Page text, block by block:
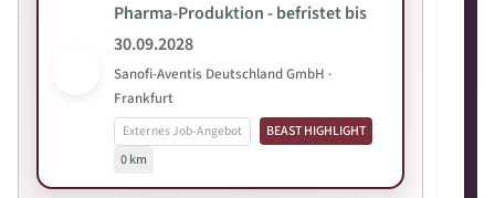
Pharma-Produktion - befristet bis
30.09.2028
Sanofi-Aventis Deutschland GmbH ·
Frankfurt
Externes Job-Angebot
BEAST HIGHLIGHT
0 km